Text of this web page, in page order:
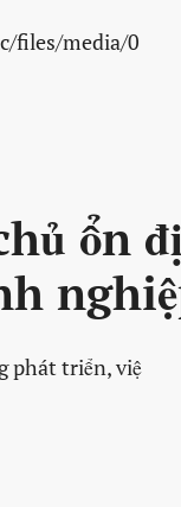
files/media/0
ổn
phát triển, việ